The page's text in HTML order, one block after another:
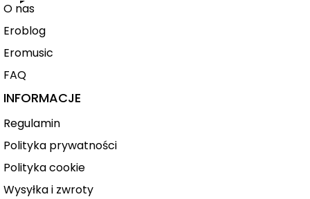
O nas
Eroblog
Eromusic
FAQ
INFORMACJE
Regulamin
Polityka prywatności
Polityka cookie
Wysyłka i zwroty